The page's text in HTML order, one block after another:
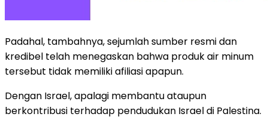
Padahal, tambahnya, sejumlah sumber resmi dan
kredibel telah menegaskan bahwa produk air minum
tersebut tidak memiliki afiliasi apapun.
Dengan Israel, apalagi membantu ataupun
berkontribusi terhadap pendudukan Israel di Palestina.